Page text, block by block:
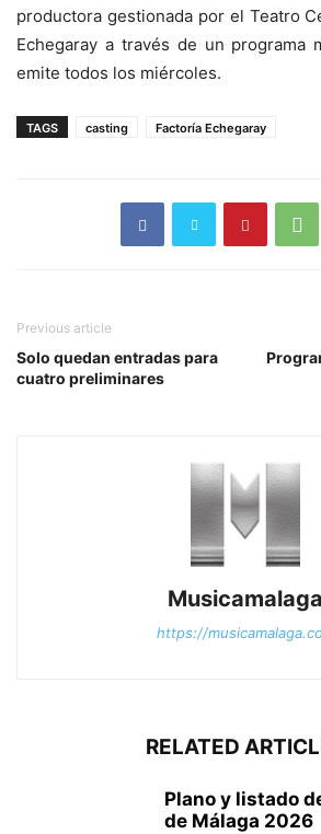
productora gestionada por el Teatro
Echegaray a través de un programa
emite todos los miércoles.
TAGS casting Factoría Echegaray
Previous article
Solo quedan entradas para
cuatro preliminares
Musicamalaga
https://
RELATED
Plano y listado
de Málaga 2026